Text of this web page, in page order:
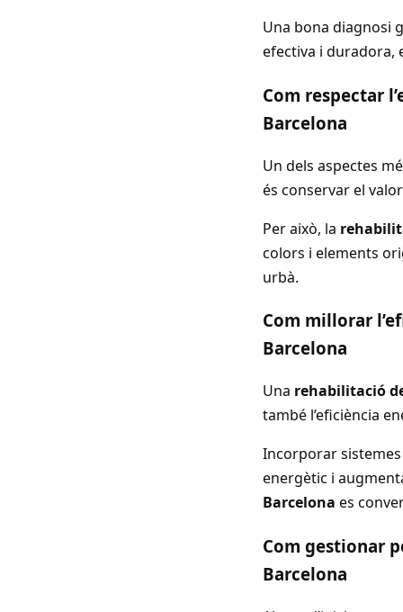
Una bona diagnosi
efectiva i duradora,
Com respectar
Barcelona
Un dels aspectes
és conservar el
Per això, la
colors i elements
urbà.
Com millorar
Barcelona
Una rehabilitació
també l’eficiència
Incorporar sistemes
energètic i
Barcelona es
Com gestionar
Barcelona